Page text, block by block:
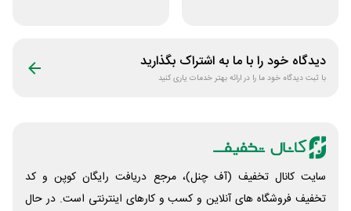
دیدگاه خود را با ما به اشتراک بگذارید
با ثبت دیدگاه خود ما را در ارائه بهتر خدمات یاری کنید
سایت کانال تخفیف (آف چنل)، مرجع دریافت رایگان کوپن و کد
تخفیف فروشگاه های آنلاین و کسب و‌ کارهای اینترنتی است. در حال